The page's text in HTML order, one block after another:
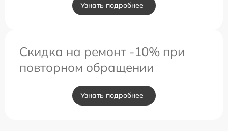
Узнать подробнее
Скидка на ремонт -10% при
повторном обращении
Узнать подробнее